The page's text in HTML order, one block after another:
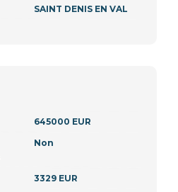
SAINT DENIS EN VAL
645000 EUR
Non
3329 EUR